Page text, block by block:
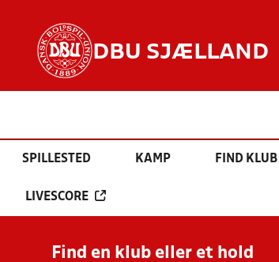
DBU SJÆLLAND
SPILLESTED KAMP FIND
LIVESCORE
Find en klub eller et hold